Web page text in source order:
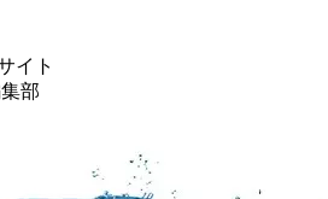
イト
部